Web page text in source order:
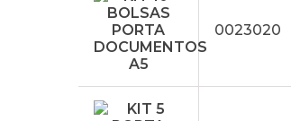
0023020